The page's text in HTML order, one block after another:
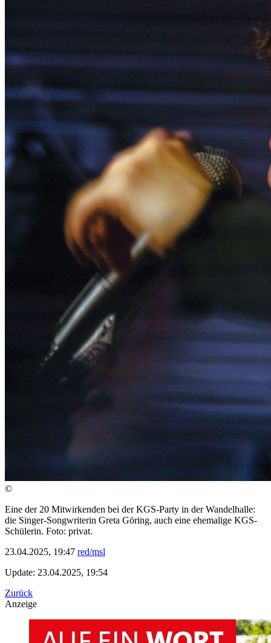
©
Eine der 20 Mitwirkenden bei der KGS-Party in der Wandelhalle:
die Singer-Songwriterin Greta Göring, auch eine ehemalige KGS-
Schülerin. Foto: privat.
23.04.2025, 19:47 red/msl
Update: 23.04.2025, 19:54
Zurück
Anzeige